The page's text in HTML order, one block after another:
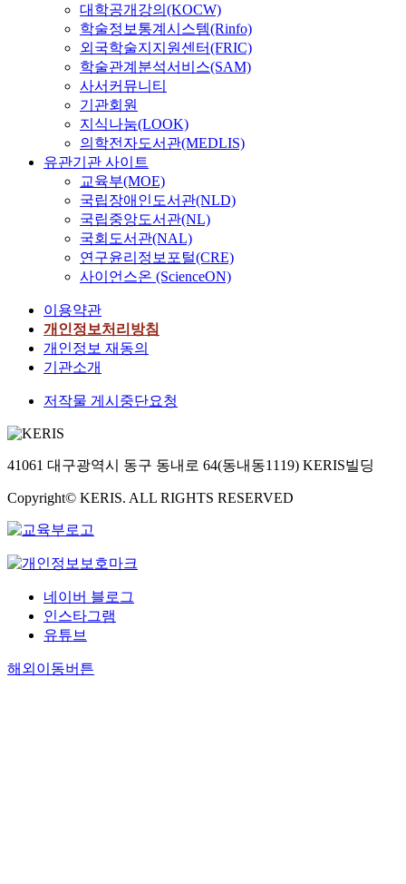
대학공개강의(KOCW)
학술정보통계시스템(Rinfo)
외국학술지지원센터(FRIC)
학술관계분석서비스(SAM)
사서커뮤니티
기관회원
지식나눔(LOOK)
의학전자도서관(MEDLIS)
유관기관 사이트
교육부(MOE)
국립장애인도서관(NLD)
국립중앙도서관(NL)
국회도서관(NAL)
연구윤리정보포털(CRE)
사이언스온 (ScienceON)
이용약관
개인정보처리방침
개인정보 재동의
기관소개
저작물 게시중단요청
41061 대구광역시 동구 동내로 64(동내동1119) KERIS빌딩
Copyright© KERIS. ALL RIGHTS RESERVED
네이버 블로그
인스타그램
유튜브
해외이동버튼